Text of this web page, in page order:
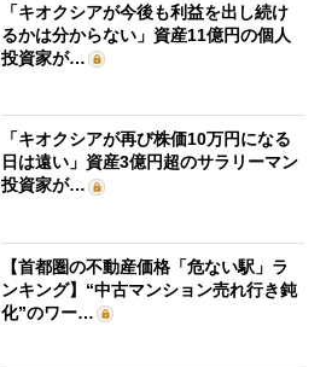
「キオクシアが今後も利益を出し続け
るかは分からない」資産11億円の個人
投資家が…
「キオクシアが再び株価10万円になる
日は遠い」資産3億円超のサラリーマン
投資家が…
【首都圏の不動産価格「危ない駅」ラ
ンキング】“中古マンション売れ行き鈍
化”のワー…